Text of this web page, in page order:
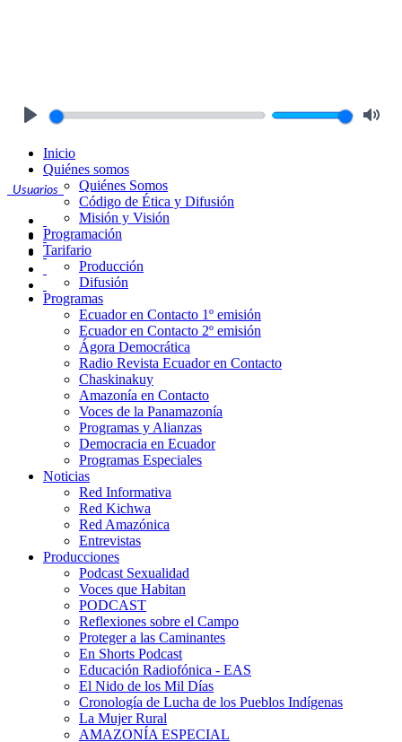
Usuarios
Inicio
Quiénes somos
Quiénes Somos
Código de Ética y Difusión
Misión y Visión
Programación
Tarifario
Producción
Difusión
Programas
Ecuador en Contacto 1º emisión
Ecuador en Contacto 2º emisión
Ágora Democrática
Radio Revista Ecuador en Contacto
Chaskinakuy
Amazonía en Contacto
Voces de la Panamazonía
Programas y Alianzas
Democracia en Ecuador
Programas Especiales
Noticias
Red Informativa
Red Kichwa
Red Amazónica
Entrevistas
Producciones
Podcast Sexualidad
Voces que Habitan
PODCAST
Reflexiones sobre el Campo
Proteger a las Caminantes
En Shorts Podcast
Educación Radiofónica - EAS
El Nido de los Mil Días
Cronología de Lucha de los Pueblos Indígenas
La Mujer Rural
AMAZONÍA ESPECIAL